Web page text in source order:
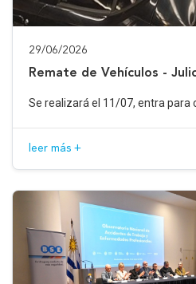
29/06/2026
Remate de Vehículos -
Se realizará el 11/07, entra para
leer más +